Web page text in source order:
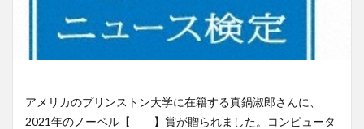
アメリカのプリンストン大学に在籍する真鍋淑郎さんに、
2021年のノーベル【 】賞が贈られました。コンピュータ